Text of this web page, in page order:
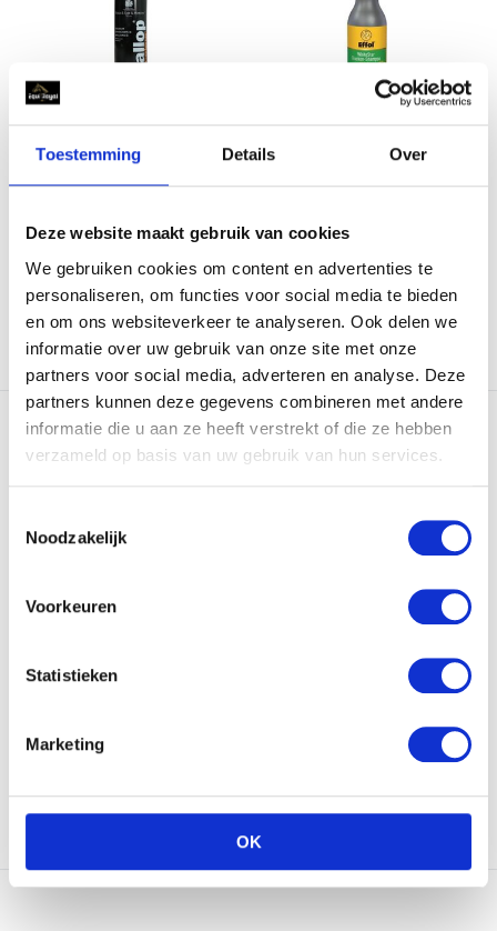
Toestemming Details Over
Deze website maakt gebruik van cookies
We gebruiken cookies om content en advertenties te
personaliseren, om functies voor social media te bieden
en om ons websiteverkeer te analyseren. Ook delen we
informatie over uw gebruik van onze site met onze
partners voor social media, adverteren en analyse. Deze
partners kunnen deze gegevens combineren met andere
informatie die u aan ze heeft verstrekt of die ze hebben
verzameld op basis van uw gebruik van hun services.
Noodzakelijk
Voorkeuren
Statistieken
Marketing
OK
Carr & Day & Martin
Deze shampoo haalt de
natuurlijke kleur en glans...
Op voorraad
€13,95
Verwijdert mest-, urine- en
grasvlekken zonder w...
Op voorraad
€15,95
Natuurlijke kleurpigmenten
€13,95
Gallop Conditioning...